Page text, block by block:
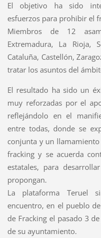
El objetivo ha sido
esfuerzos para prohibir el
Miembros de 12
Extremadura, La Rioja,
Cataluña, Castellón,
tratar los asuntos del
El resultado ha sido un
muy reforzadas por el
reflejándolo en el
entre todas, donde se
conjunta y un
fracking y se acuerda
estatales, para
propongan.
La plataforma Teruel
encuentro, en el pueblo
de Fracking el pasado 3
de su ayuntamiento.